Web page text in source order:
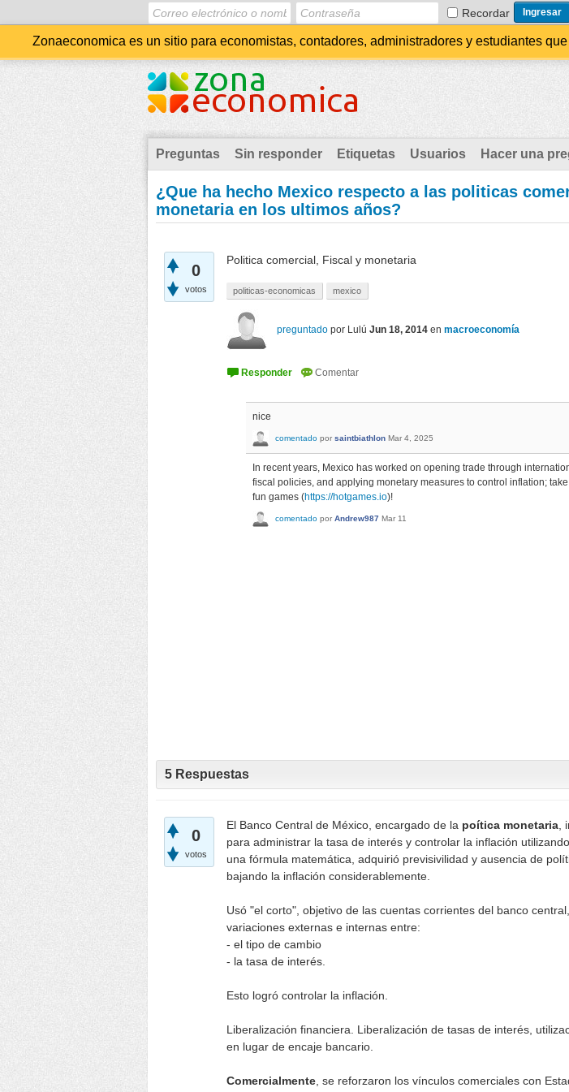
Recordar
Zonaeconomica es un sitio para economistas, contadores, administradores y estudiantes
Preguntas Sin responder Etiquetas Usuarios Hacer una
¿Que ha hecho Mexico respecto a las politicas
monetaria en los ultimos años?
0
votos
Politica comercial, Fiscal y monetaria
politicas-economicas mexico
preguntado por Lulú Jun 18, 2014 en macroeconomía
nice
comentado por saintbiathlon Mar 4, 2025
In recent years, Mexico has worked on opening trade through
fiscal policies, and applying monetary measures to control inflation;
fun games (https://hotgames.io)!
comentado por Andrew987 Mar 11
5 Respuestas
0
votos
El Banco Central de México, encargado de la poítica monetaria,
para administrar la tasa de interés y controlar la inflación
una fórmula matemática, adquirió previsivilidad y ausencia de
bajando la inflación considerablemente.
Usó "el corto", objetivo de las cuentas corrientes del banco
variaciones externas e internas entre:
- el tipo de cambio
- la tasa de interés.
Esto logró controlar la inflación.
Liberalización financiera. Liberalización de tasas de interés,
en lugar de encaje bancario.
Comercialmente, se reforzaron los vínculos comerciales con